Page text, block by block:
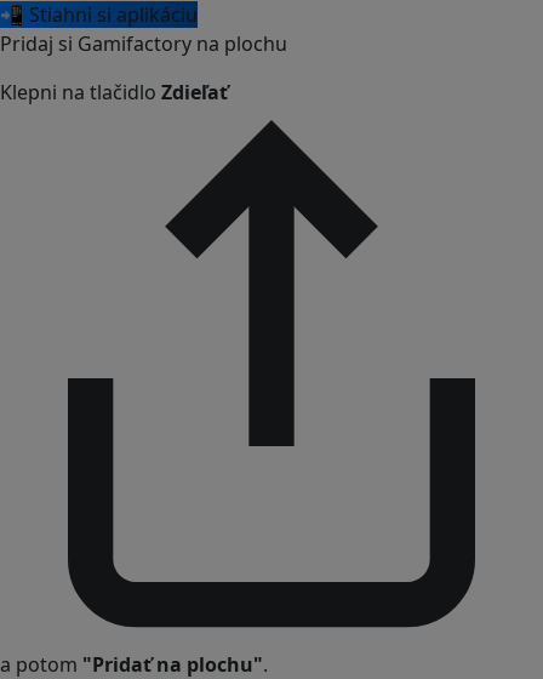
📲 Stiahni si aplikáciu
Pridaj si Gamifactory na plochu
Klepni na tlačidlo Zdieľať
a potom "Pridať na plochu".